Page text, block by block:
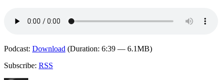
Podcast: Download (Duration: 6:39 — 6.1MB)
Subscribe: RSS